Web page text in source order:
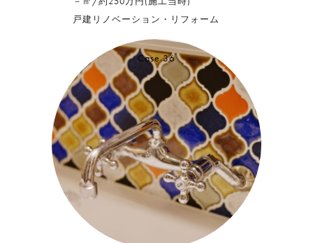
戸建リノベーション・リフォーム
Case.36